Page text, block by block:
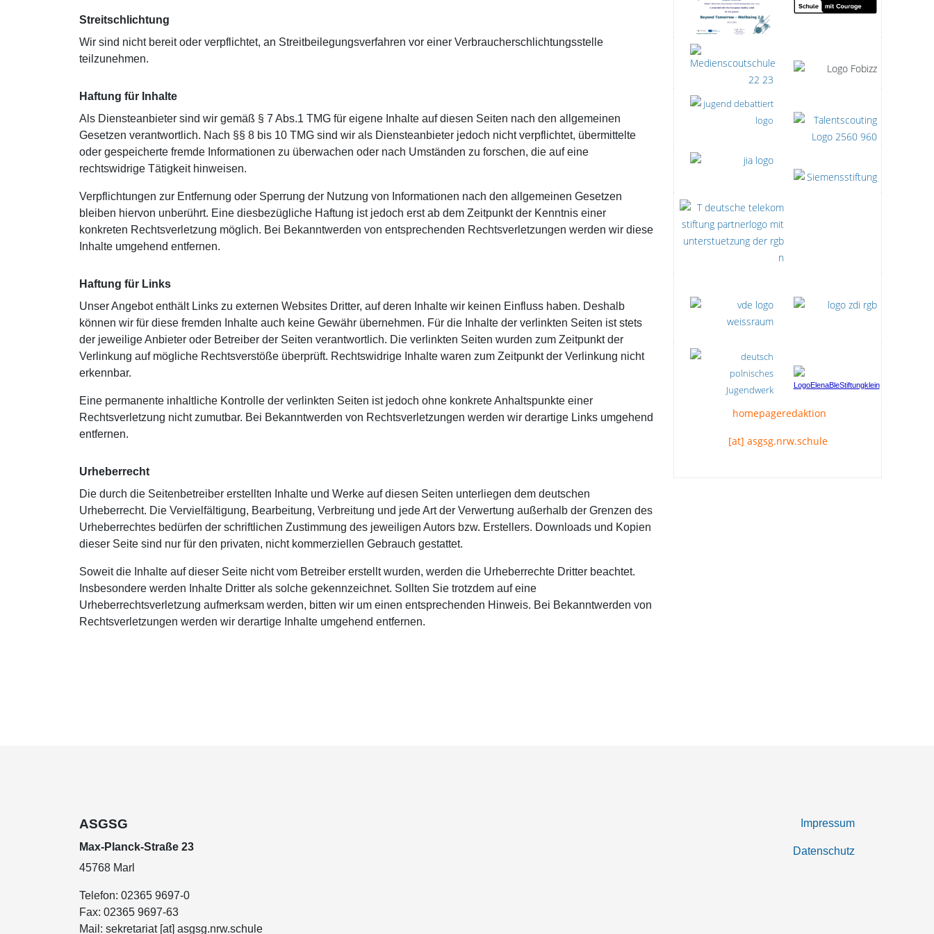
Streitschlichtung
Wir sind nicht bereit oder verpflichtet, an Streitbeilegungsverfahren vor einer Verbraucherschlichtungsstelle
teilzunehmen.
Haftung für Inhalte
Als Diensteanbieter sind wir gemäß § 7 Abs.1 TMG für eigene Inhalte auf diesen Seiten nach den allgemeinen
Gesetzen verantwortlich. Nach §§ 8 bis 10 TMG sind wir als Diensteanbieter jedoch nicht verpflichtet, übermittelte
oder gespeicherte fremde Informationen zu überwachen oder nach Umständen zu forschen, die auf eine
rechtswidrige Tätigkeit hinweisen.
Verpflichtungen zur Entfernung oder Sperrung der Nutzung von Informationen nach den allgemeinen Gesetzen
bleiben hiervon unberührt. Eine diesbezügliche Haftung ist jedoch erst ab dem Zeitpunkt der Kenntnis einer
konkreten Rechtsverletzung möglich. Bei Bekanntwerden von entsprechenden Rechtsverletzungen werden wir diese
Inhalte umgehend entfernen.
Haftung für Links
Unser Angebot enthält Links zu externen Websites Dritter, auf deren Inhalte wir keinen Einfluss haben. Deshalb
können wir für diese fremden Inhalte auch keine Gewähr übernehmen. Für die Inhalte der verlinkten Seiten ist stets
der jeweilige Anbieter oder Betreiber der Seiten verantwortlich. Die verlinkten Seiten wurden zum Zeitpunkt der
Verlinkung auf mögliche Rechtsverstöße überprüft. Rechtswidrige Inhalte waren zum Zeitpunkt der Verlinkung nicht
erkennbar.
Eine permanente inhaltliche Kontrolle der verlinkten Seiten ist jedoch ohne konkrete Anhaltspunkte einer
Rechtsverletzung nicht zumutbar. Bei Bekanntwerden von Rechtsverletzungen werden wir derartige Links umgehend
entfernen.
Urheberrecht
Die durch die Seitenbetreiber erstellten Inhalte und Werke auf diesen Seiten unterliegen dem deutschen
Urheberrecht. Die Vervielfältigung, Bearbeitung, Verbreitung und jede Art der Verwertung außerhalb der Grenzen des
Urheberrechtes bedürfen der schriftlichen Zustimmung des jeweiligen Autors bzw. Erstellers. Downloads und Kopien
dieser Seite sind nur für den privaten, nicht kommerziellen Gebrauch gestattet.
Soweit die Inhalte auf dieser Seite nicht vom Betreiber erstellt wurden, werden die Urheberrechte Dritter beachtet.
Insbesondere werden Inhalte Dritter als solche gekennzeichnet. Sollten Sie trotzdem auf eine
Urheberrechtsverletzung aufmerksam werden, bitten wir um einen entsprechenden Hinweis. Bei Bekanntwerden von
Rechtsverletzungen werden wir derartige Inhalte umgehend entfernen.
homepageredaktion
[at] asgsg.nrw.schule
ASGSG
Max-Planck-Straße 23
45768 Marl
Telefon: 02365 9697-0
Fax: 02365 9697-63
Mail: sekretariat [at] asgsg.nrw.schule
Impressum
Datenschutz